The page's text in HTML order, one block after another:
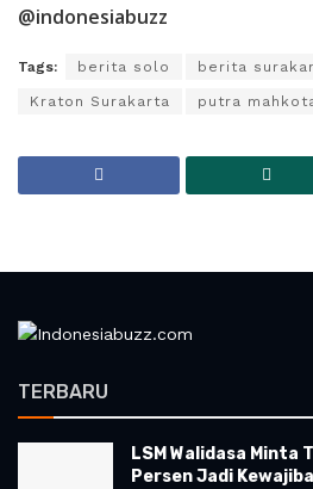
@indonesiabuzz
Tags: berita solo berita
Kraton Surakarta putra
TERBARU
LSM Walidasa Minta
Persen Jadi